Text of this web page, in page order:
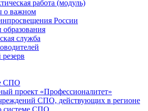
работа (модуль)
о важном
России
служба
СПО
проект «Профессионалитет»
СПО, действующих в регионе
системе СПО